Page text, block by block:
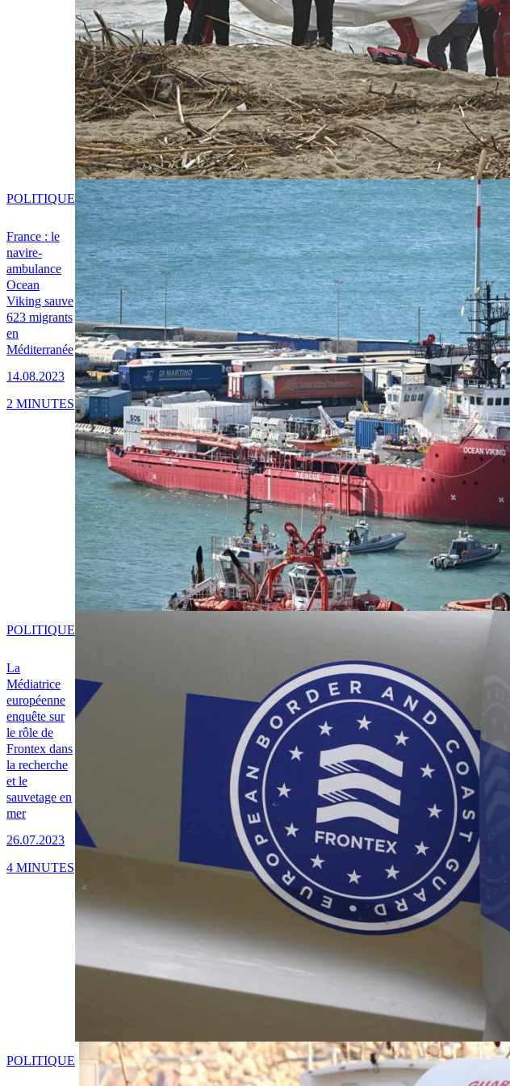
France : le
navire-
ambulance
Ocean
Viking sauve
623 migrants
en
Méditerranée
14.08.2023
POLITIQUE
2 MINUTES
La
Médiatrice
européenne
enquête sur
le rôle de
Frontex dans
la recherche
et le
sauvetage en
mer
26.07.2023
POLITIQUE
4 MINUTES
POLITIQUE